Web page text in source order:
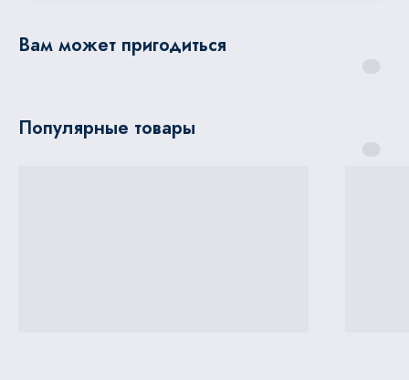
Вам может пригодиться
Популярные товары